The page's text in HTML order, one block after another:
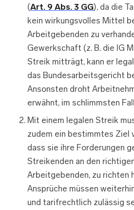
(Art. 9 Abs. 3 GG), da die
kein wirkungsvolles Mittel
Arbeitgebenden zu
Gewerkschaft (z. B. die IG
Streik mitträgt, kann er
das Bundesarbeitsgericht
Ansonsten droht
erwähnt, im schlimmsten
Mit einem legalen Streik
zudem ein bestimmtes Ziel
dass sie ihre Forderungen
Streikenden an den
Arbeitgebenden, zu richten
Ansprüche müssen
und tarifrechtlich zulässig